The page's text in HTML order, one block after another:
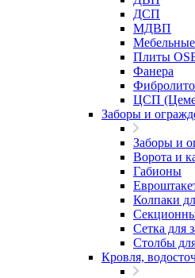
ДСП
МДВП
Плиты
Фанера
ЦСП
Заборы и
Заборы и
Ворота и
Габионы
Колпаки
Сетка для
Столбы
Кровля,